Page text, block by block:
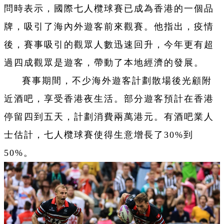
問時表示，國際七人欖球賽已成為香港的一個品
牌，吸引了海內外遊客前來觀賽。他指出，疫情
後，賽事吸引的觀眾人數迅速回升，今年更有超
過四成觀眾是遊客，帶動了本地經濟的發展。
賽事期間，不少海外遊客計劃散場後光顧附
近酒吧，享受香港夜生活。部分遊客預計在香港
停留四到五天，計劃消費兩萬港元。有酒吧業人
士估計，七人欖球賽使得生意增長了30%到
50%。